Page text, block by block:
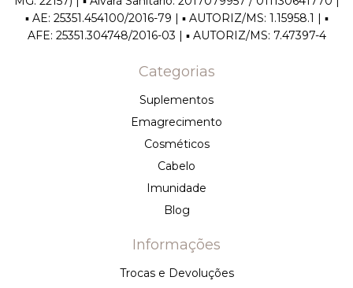
▪︎ AE: 25351.454100/2016-79 | ▪︎ AUTORIZ/MS: 1.15958.1 | ▪︎
AFE: 25351.304748/2016-03 | ▪︎ AUTORIZ/MS: 7.47397-4
Categorias
Suplementos
Emagrecimento
Cosméticos
Cabelo
Imunidade
Blog
Informações
Trocas e Devoluções